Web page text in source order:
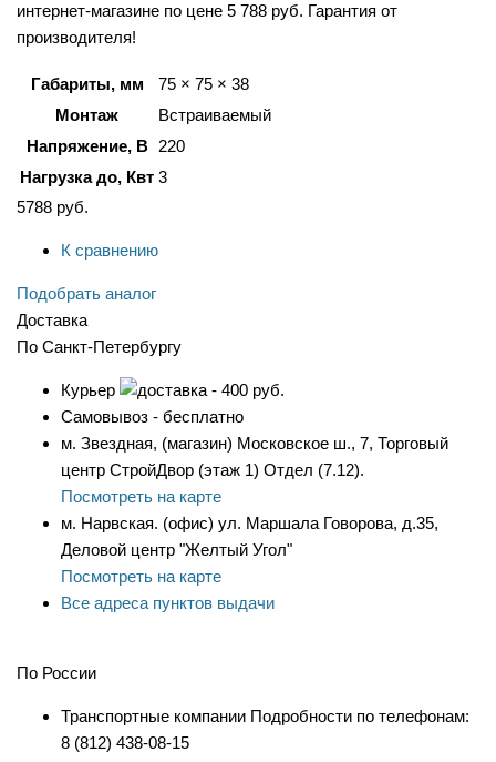
интернет-магазине по цене 5 788 руб. Гарантия от
производителя!
Габариты, мм
75 × 75 × 38
Монтаж
Встраиваемый
Напряжение, В
220
Нагрузка до, Квт 3
5788 руб.
К сравнению
Подобрать аналог
Доставка
По Санкт-Петербургу
Курьер
- 400 руб.
Самовывоз - бесплатно
м. Звездная, (магазин) Московское ш., 7, Торговый
центр СтройДвор (этаж 1) Отдел (7.12).
Посмотреть на карте
м. Нарвская. (офис) ул. Маршала Говорова, д.35,
Деловой центр "Желтый Угол"
Посмотреть на карте
Все адреса пунктов выдачи
По России
Транспортные компании Подробности по телефонам:
8 (812) 438-08-15